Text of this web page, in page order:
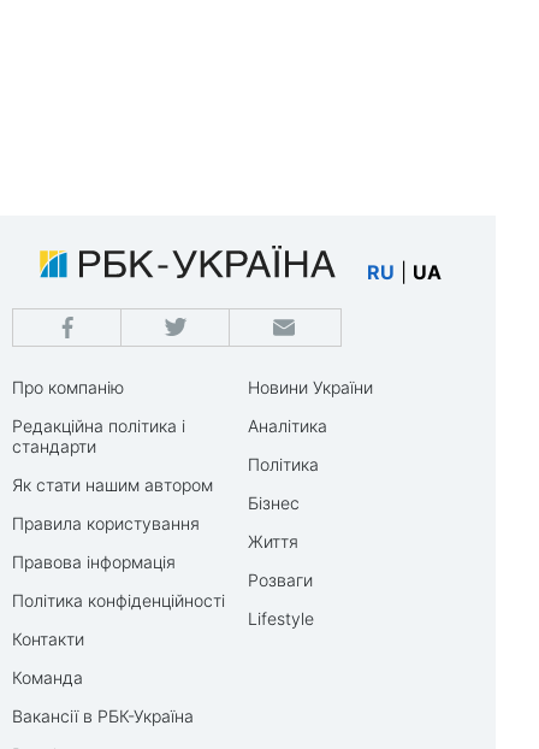
RU UA
Про компанію
Редакційна політика і
стандарти
Як стати нашим автором
Правила користування
Правова інформація
Політика конфіденційності
Контакти
Команда
Вакансії в РБК-Україна
Новини України
Аналітика
Політика
Бізнес
Життя
Розваги
Lifestyle